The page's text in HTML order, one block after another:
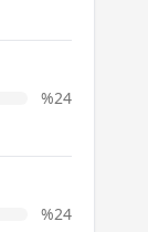
%24
%24